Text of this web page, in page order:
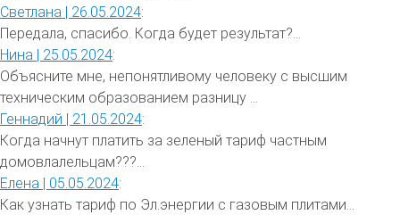
Светлана | 26.05.2024:
Передала, спасибо. Когда будет результат?...
Нина | 25.05.2024:
Объясните мне, непонятливому человеку с высшим
техническим образованием разницу ...
Геннадий | 21.05.2024:
Когда начнут платить за зеленый тариф частным
домовлалельцам???...
Елена | 05.05.2024:
Как узнать тариф по Эл.энергии с газовым плитами...